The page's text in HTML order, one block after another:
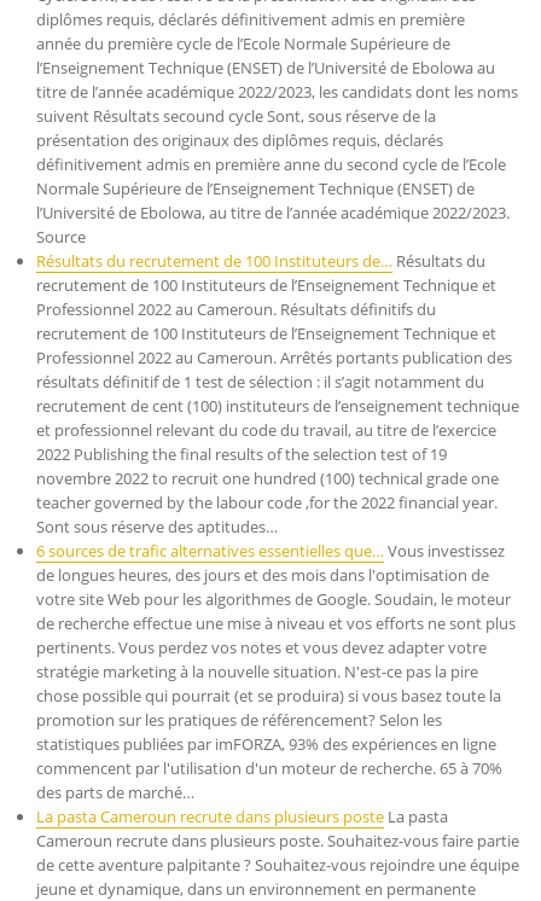
diplômes requis, déclarés définitivement admis en première
année du première cycle de l’Ecole Normale Supérieure de
l’Enseignement Technique (ENSET) de l’Université de Ebolowa au
titre de l’année académique 2022/2023, les candidats dont les noms
suivent Résultats secound cycle Sont, sous réserve de la
présentation des originaux des diplômes requis, déclarés
définitivement admis en première anne du second cycle de l’Ecole
Normale Supérieure de l’Enseignement Technique (ENSET) de
l’Université de Ebolowa, au titre de l’année académique 2022/2023.
Source
Résultats du recrutement de 100 Instituteurs de… Résultats du
recrutement de 100 Instituteurs de l’Enseignement Technique et
Professionnel 2022 au Cameroun. Résultats définitifs du
recrutement de 100 Instituteurs de l’Enseignement Technique et
Professionnel 2022 au Cameroun. Arrêtés portants publication des
résultats définitif de 1 test de sélection : il s’agit notamment du
recrutement de cent (100) instituteurs de l’enseignement technique
et professionnel relevant du code du travail, au titre de l’exercice
2022 Publishing the final results of the selection test of 19
novembre 2022 to recruit one hundred (100) technical grade one
teacher governed by the labour code ,for the 2022 financial year.
Sont sous réserve des aptitudes…
6 sources de trafic alternatives essentielles que…Vous investissez
de longues heures, des jours et des mois dans l'optimisation de
votre site Web pour les algorithmes de Google. Soudain, le moteur
de recherche effectue une mise à niveau et vos efforts ne sont plus
pertinents. Vous perdez vos notes et vous devez adapter votre
stratégie marketing à la nouvelle situation. N'est-ce pas la pire
chose possible qui pourrait (et se produira) si vous basez toute la
promotion sur les pratiques de référencement? Selon les
statistiques publiées par imFORZA, 93% des expériences en ligne
commencent par l'utilisation d'un moteur de recherche. 65 à 70%
des parts de marché…
La pasta Cameroun recrute dans plusieurs poste La pasta
Cameroun recrute dans plusieurs poste. Souhaitez-vous faire partie
de cette aventure palpitante ? Souhaitez-vous rejoindre une équipe
jeune et dynamique, dans un environnement en permanente